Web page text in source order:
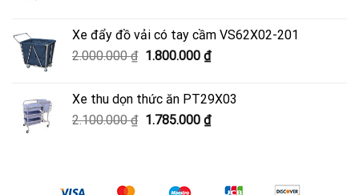
950.000 ₫.là:
600.000 ₫.
Xe đẩy đồ vải có tay cầm VS62X02-201
2.000.000₫ Giá
2.000.000 ₫.
1.800.000 ₫Giá
là:
1.800.000 ₫.
Xe thu dọn thức ăn PT29X03
2.100.000₫ Giá
1.785.000 ₫Giá
1.785.000 ₫.